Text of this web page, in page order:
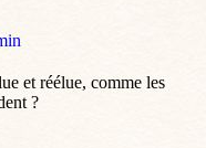
et réélue, comme les
?